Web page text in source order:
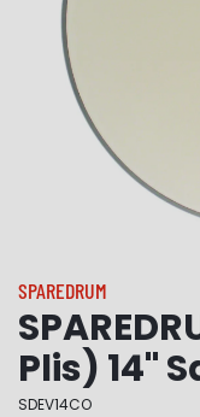
SPAREDRUM
Plis) 14"
SDEV14CO